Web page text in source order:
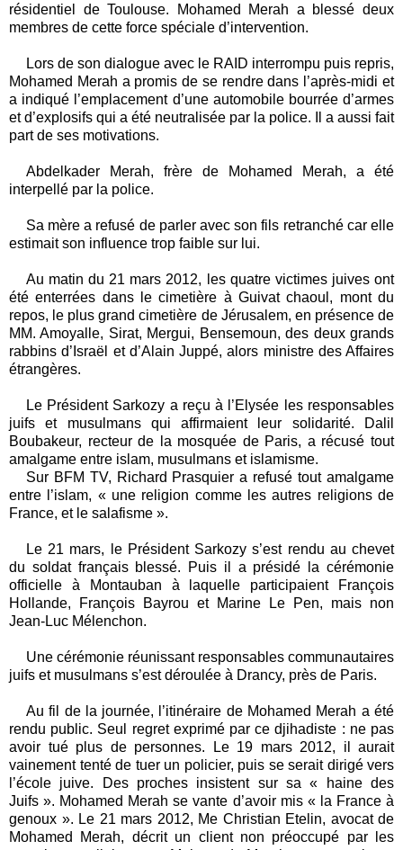
résidentiel de Toulouse. Mohamed Merah a blessé deux
membres de cette force spéciale d’intervention.
Lors de son dialogue avec le RAID interrompu puis repris,
Mohamed Merah a promis de se rendre dans l’après-midi et
a indiqué l’emplacement d’une automobile bourrée d’armes
et d’explosifs qui a été neutralisée par la police. Il a aussi fait
part de ses motivations.
Abdelkader Merah, frère de Mohamed Merah, a été
interpellé par la police.
Sa mère a refusé de parler avec son fils retranché car elle
estimait son influence trop faible sur lui.
Au matin du 21 mars 2012, les quatre victimes juives ont
été enterrées dans le cimetière à Guivat chaoul, mont du
repos, le plus grand cimetière de Jérusalem, en présence de
MM. Amoyalle, Sirat, Mergui, Bensemoun, des deux grands
rabbins d’Israël et d’Alain Juppé, alors ministre des Affaires
étrangères.
Le Président Sarkozy a reçu à l’Elysée les responsables
juifs et musulmans qui affirmaient leur solidarité. Dalil
Boubakeur, recteur de la mosquée de Paris, a récusé tout
amalgame entre islam, musulmans et islamisme.
Sur BFM TV, Richard Prasquier a refusé tout amalgame
entre l’islam, « une religion comme les autres religions de
France, et le salafisme ».
Le 21 mars, le Président Sarkozy s’est rendu au chevet
du soldat français blessé. Puis il a présidé la cérémonie
officielle à Montauban à laquelle participaient François
Hollande, François Bayrou et Marine Le Pen, mais non
Jean-Luc Mélenchon.
Une cérémonie réunissant responsables communautaires
juifs et musulmans s’est déroulée à Drancy, près de Paris.
Au fil de la journée, l’itinéraire de Mohamed Merah a été
rendu public. Seul regret exprimé par ce djihadiste : ne pas
avoir tué plus de personnes. Le 19 mars 2012, il aurait
vainement tenté de tuer un policier, puis se serait dirigé vers
l’école juive. Des proches insistent sur sa « haine des
Juifs ». Mohamed Merah se vante d’avoir mis « la France à
genoux ». Le 21 mars 2012, Me Christian Etelin, avocat de
Mohamed Merah, décrit un client non préoccupé par les